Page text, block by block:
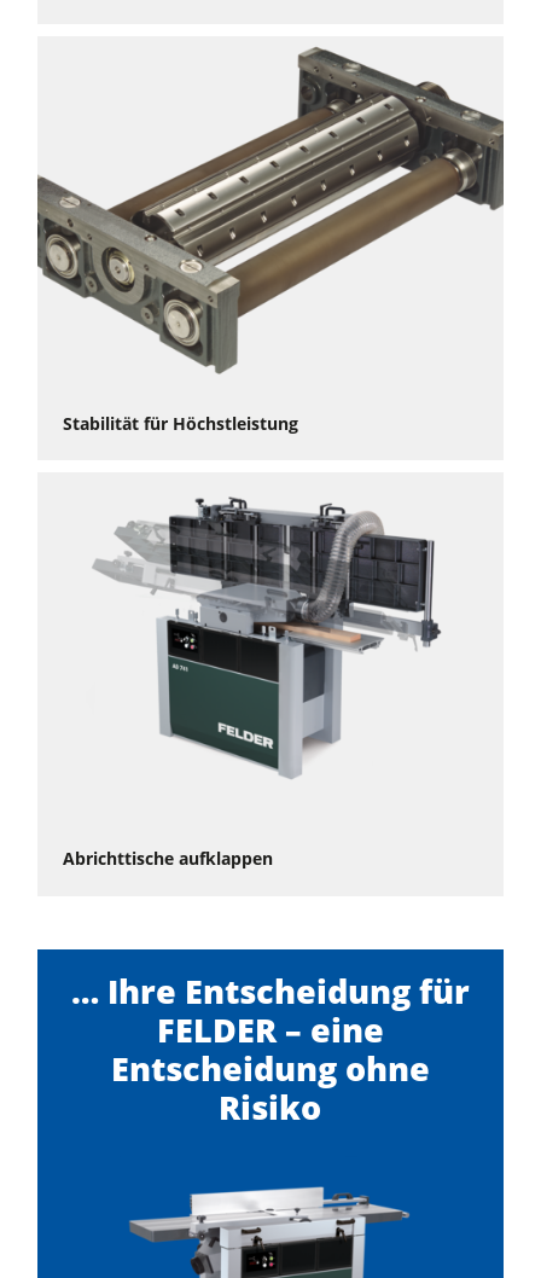
Stabilität für Höchstleistung
Abrichttische aufklappen
… Ihre Entscheidung für
FELDER – eine
Entscheidung ohne
Risiko